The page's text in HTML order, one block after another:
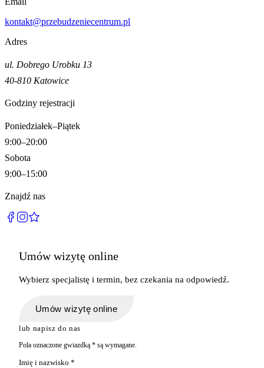
kontakt@przebudzeniecentrum.pl
Adres
ul. Dobrego Urobku 13
40-810 Katowice
Godziny rejestracji
Poniedziałek–Piątek
9:00–20:00
Sobota
9:00–15:00
Znajdź nas
Umów wizytę online
Wybierz specjalistę i termin, bez czekania na odpowiedź.
Umów wizytę online
lub napisz do nas
Pola oznaczone gwiazdką * są wymagane.
Imię i nazwisko *